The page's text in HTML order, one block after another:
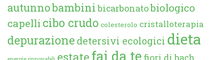
autunnobambini bicarbonatobiologico
capelli cibo crudo colesterolo cristalloterapia
depurazione detersivi ecologici dieta
estate fai da te fiori di bach